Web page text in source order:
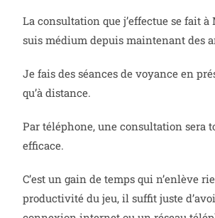
La consultation que j’effectue se fait
suis médium depuis maintenant des
Je fais des séances de voyance en
qu’à distance.
Par téléphone, une consultation sera
efficace.
C’est un gain de temps qui n’enlève
productivité du jeu, il suffit juste